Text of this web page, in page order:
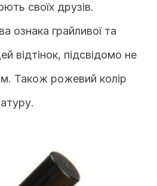
своїх друзів.
ознака грайливої та
відтінок, підсвідомо не
Також рожевий колір